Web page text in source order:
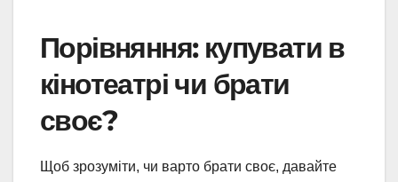
Порівняння: купувати в
кінотеатрі чи брати
своє?
Щоб зрозуміти, чи варто брати своє, давайте